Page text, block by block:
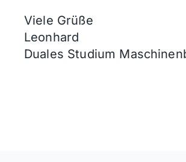
Viele Grüße
Leonhard
Duales Studium